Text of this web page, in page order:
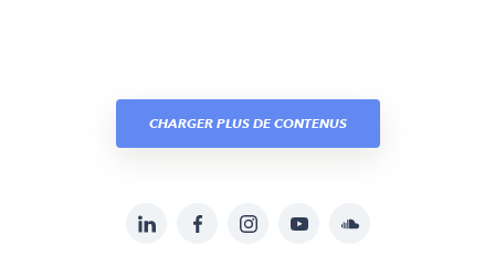
CHARGER PLUS DE CONTENUS
LinkedInFacebookInstagramYouTubeSoundcloud